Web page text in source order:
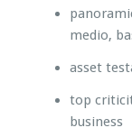
medio,
asset
top
business